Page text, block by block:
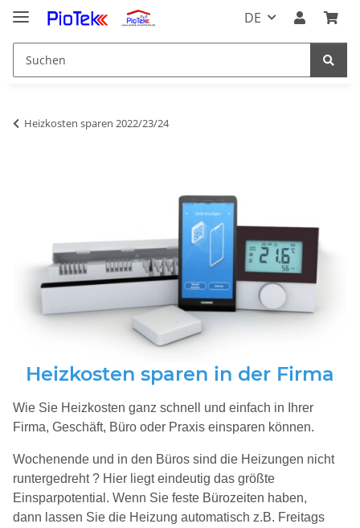
DE
Heizkosten sparen 2022/23/24
Heizkosten sparen in der Firma
Wie Sie Heizkosten ganz schnell und einfach in Ihrer
Firma, Geschäft, Büro oder Praxis einsparen können.
Wochenende und in den Büros sind die Heizungen nicht
runtergedreht ? Hier liegt eindeutig das größte
Einsparpotential. Wenn Sie feste Bürozeiten haben,
dann lassen Sie die Heizung automatisch z.B. Freitags